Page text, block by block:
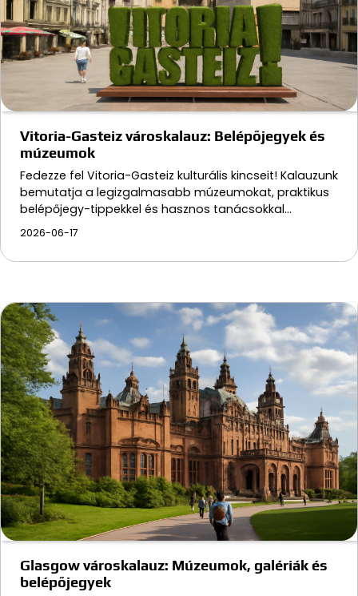
Vitoria-Gasteiz városkalauz: Belépőjegyek és
múzeumok
Fedezze fel Vitoria-Gasteiz kulturális kincseit! Kalauzunk
bemutatja a legizgalmasabb múzeumokat, praktikus
belépőjegy-tippekkel és hasznos tanácsokkal…
2026-06-17
Glasgow városkalauz: Múzeumok, galériák és
belépőjegyek